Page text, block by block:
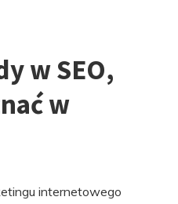
w SEO,
w
internetowego